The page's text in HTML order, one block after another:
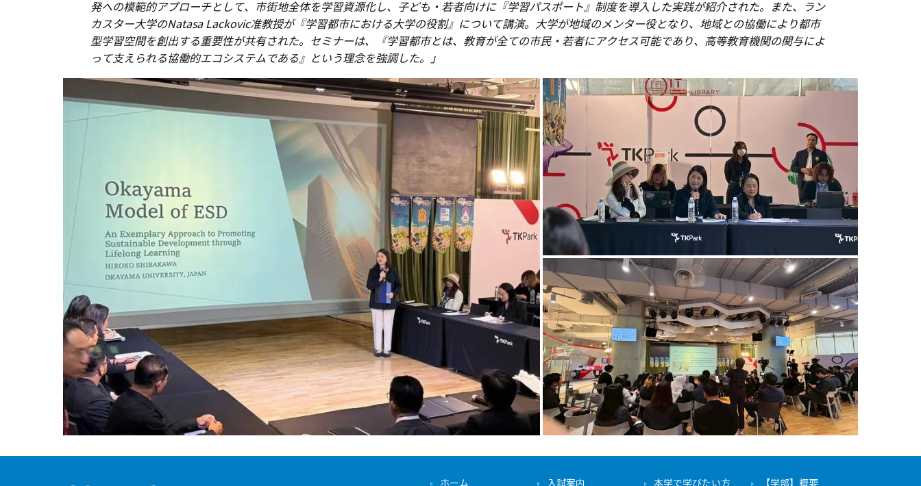
発への模範的アプローチとして、市街地全体を学習資源化し、子ども・若者向けに『学習パスポート』制度を導入した実践が紹介された。また、ラン
カスター大学のNatasa Lackovic准教授が『学習都市における大学の役割』について講演。大学が地域のメンター役となり、地域との協働により都市
型学習空間を創出する重要性が共有された。セミナーは、『学習都市とは、教育が全ての市民・若者にアクセス可能であり、高等教育機関の関与によ
って支えられる協働的エコシステムである』という理念を強調した。」